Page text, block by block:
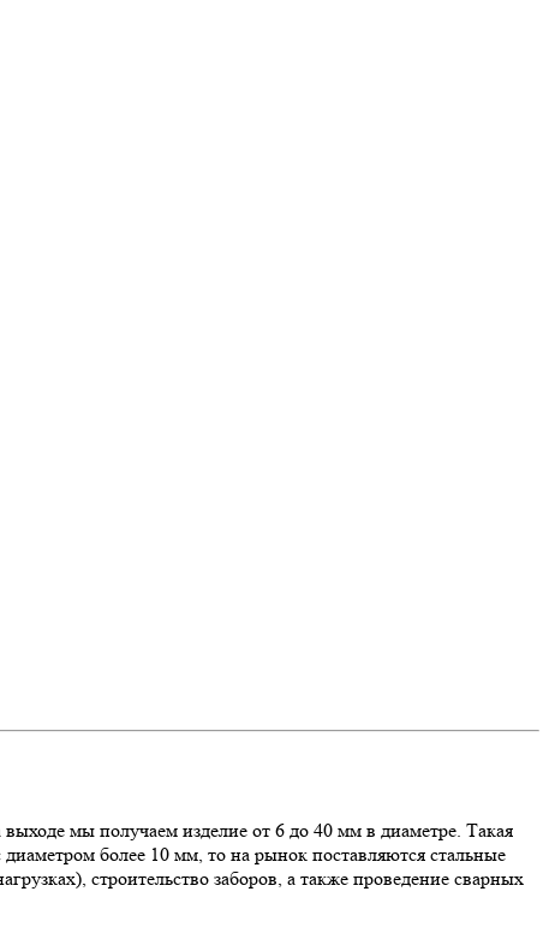
мы получаем изделие от 6 до 40 мм в диаметре. Такая
более 10 мм, то на рынок поставляются стальные
строительство заборов, а также проведение сварных